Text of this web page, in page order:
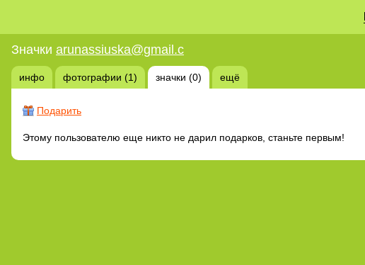
Значки arunassiuska@gmail.c
инфо фотографии (1) значки (0) ещё
Подарить
Этому пользователю еще никто не дарил подарков, станьте первым!